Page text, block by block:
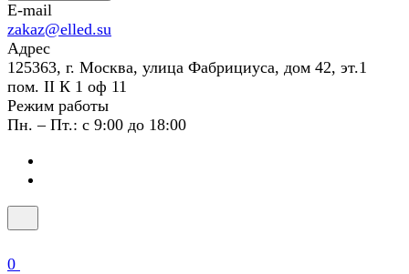
E-mail
zakaz@elled.su
Адрес
125363, г. Москва, улица Фабрициуса, дом 42, эт.1
пом. II К 1 оф 11
Режим работы
Пн. – Пт.: с 9:00 до 18:00
0